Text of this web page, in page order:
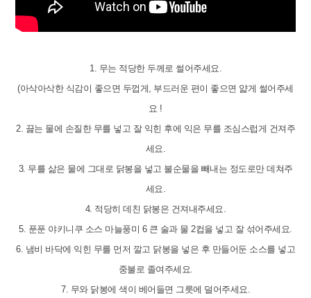
1. 무는 적당한 두께로 썰어주세요.
(아삭아삭한 식감이 좋으면 두껍게, 부드러운 편이 좋으면 얇게 썰어주세
요 !
2. 끓는 물에 손질한 무를 넣고 잘 익힌 후에 익은 무를 조심스럽게 건져주
세요.
3. 무를 삶은 물에 그대로 닭봉을 넣고 불순물을 빼내는 정도로만 데쳐주
세요.
4. 적당히 데친 닭봉은 건져내주세요.
5. 푼푼 야키니쿠 소스 마늘풍미 6 큰 술과 물 2컵을 넣고 잘 섞어주세요.
6. 냄비 바닥에 익힌 무를 먼저 깔고 닭봉을 넣은 후 만들어둔 소스를 넣고
중불로 졸여주세요.
7. 무와 닭봉에 색이 베어들면 그릇에 덜어주세요.